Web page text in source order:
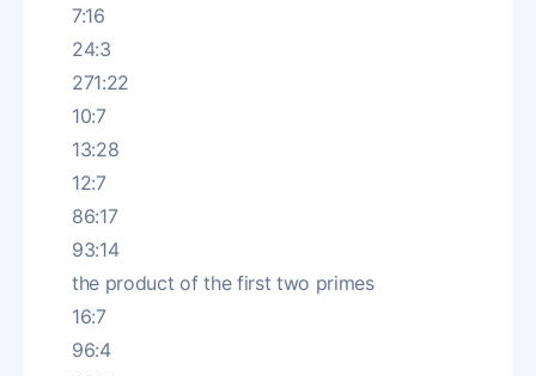
7:16
24:3
271:22
10:7
13:28
12:7
86:17
93:14
the product of the first two primes
16:7
96:4